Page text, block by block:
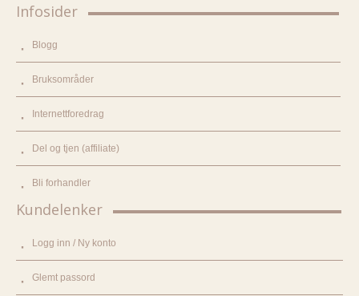
Infosider
Blogg
Bruksområder
Internettforedrag
Del og tjen (affiliate)
Bli forhandler
Kundelenker
Logg inn / Ny konto
Glemt passord